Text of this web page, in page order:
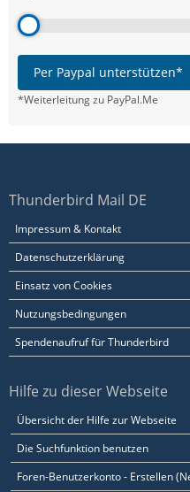
Per Paypal unterstützen*
*Weiterleitung zu PayPal.Me
Thunderbird Mail DE
Impressum & Kontakt
Datenschutzerklärung
Einsatz von Cookies
Nutzungsbedingungen
Spendenaufruf für Thunderbird
Hilfe zu dieser Webseite
Übersicht der Hilfe zur Webseite
Die Suchfunktion benutzen
Foren-Benutzerkonto - Erstellen